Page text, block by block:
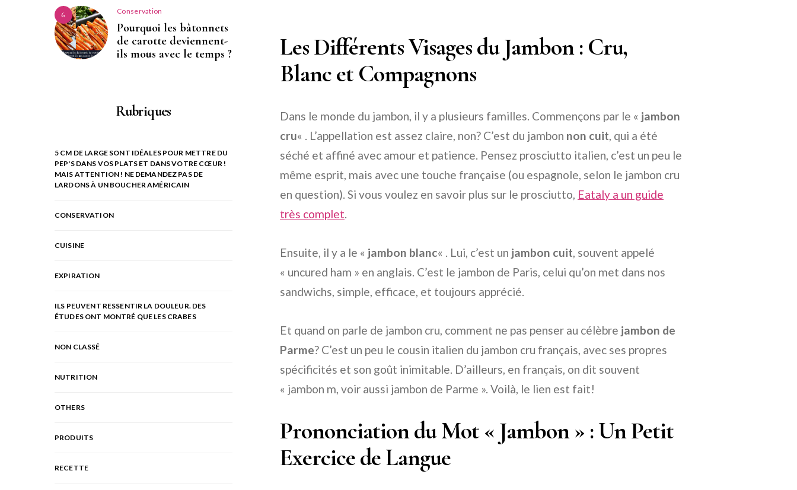
Les Différents Visages du Jambon : Cru,
Blanc et Compagnons
Dans le monde du jambon, il y a plusieurs familles. Commençons par le « jambon
cru« . L’appellation est assez claire, non? C’est du jambon non cuit, qui a été
séché et affiné avec amour et patience. Pensez prosciutto italien, c’est un peu le
même esprit, mais avec une touche française (ou espagnole, selon le jambon cru
en question). Si vous voulez en savoir plus sur le prosciutto, Eataly a un guide
très complet.
Ensuite, il y a le « jambon blanc« . Lui, c’est un jambon cuit, souvent appelé
« uncured ham » en anglais. C’est le jambon de Paris, celui qu’on met dans nos
sandwichs, simple, efficace, et toujours apprécié.
Et quand on parle de jambon cru, comment ne pas penser au célèbre jambon de
Parme? C’est un peu le cousin italien du jambon cru français, avec ses propres
spécificités et son goût inimitable. D’ailleurs, en français, on dit souvent
« jambon m, voir aussi jambon de Parme ». Voilà, le lien est fait!
Prononciation du Mot « Jambon » : Un Petit
Exercice de Langue
6 Conservation
Pourquoi les bâtonnets
de carotte deviennent-
ils mous avec le temps ?
Rubriques
5 CM DE LARGE SONT IDÉALES POUR METTRE DU
PEP'S DANS VOS PLATS ET DANS VOTRE CŒUR !
MAIS ATTENTION ! NE DEMANDEZ PAS DE
LARDONS À UN BOUCHER AMÉRICAIN
CONSERVATION
CUISINE
EXPIRATION
ILS PEUVENT RESSENTIR LA DOULEUR. DES
ÉTUDES ONT MONTRÉ QUE LES CRABES
NON CLASSÉ
NUTRITION
OTHERS
PRODUITS
RECETTE